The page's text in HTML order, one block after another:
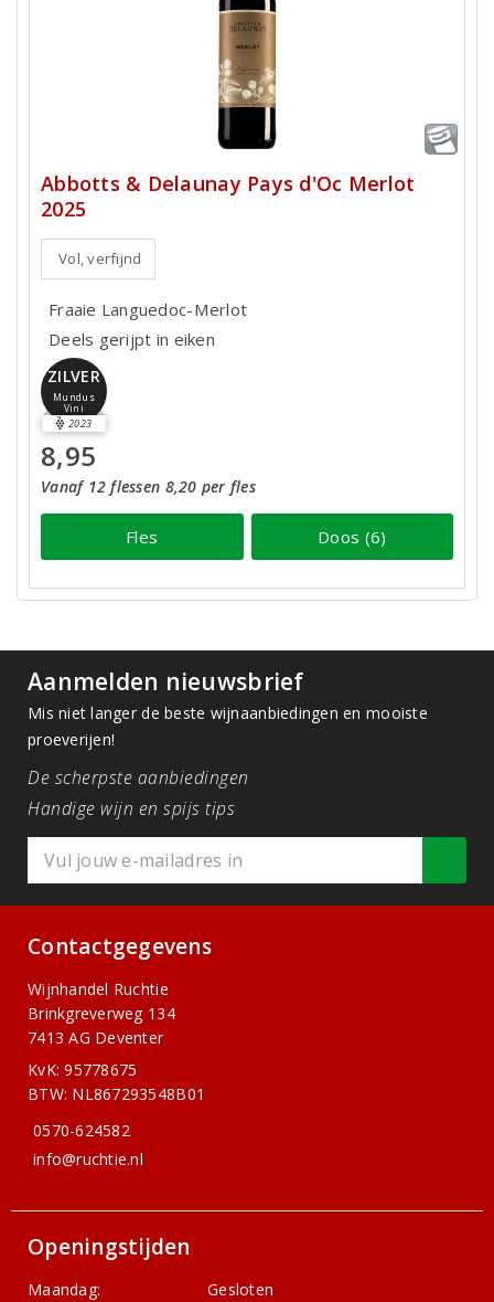
Abbotts & Delaunay Pays d'Oc Merlot
2025
Vol, verfijnd
Fraaie Languedoc-Merlot
Deels gerijpt in eiken
ZILVER
Mundus
Vini
2023
8,95
Vanaf 12 flessen 8,20 per fles
Fles Doos (6)
Aanmelden nieuwsbrief
Mis niet langer de beste wijnaanbiedingen en mooiste
proeverijen!
De scherpste aanbiedingen
Handige wijn en spijs tips
Contactgegevens
Wijnhandel Ruchtie
Brinkgreverweg 134
7413 AG Deventer
KvK: 95778675
BTW: NL867293548B01
0570-624582
info@ruchtie.nl
Openingstijden
Maandag:
Gesloten